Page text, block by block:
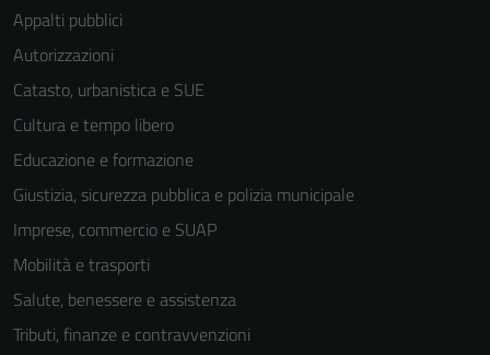
Appalti pubblici
Autorizzazioni
Catasto, urbanistica e SUE
Cultura e tempo libero
Educazione e formazione
Giustizia, sicurezza pubblica e polizia municipale
Imprese, commercio e SUAP
Mobilità e trasporti
Salute, benessere e assistenza
Tributi, finanze e contravvenzioni